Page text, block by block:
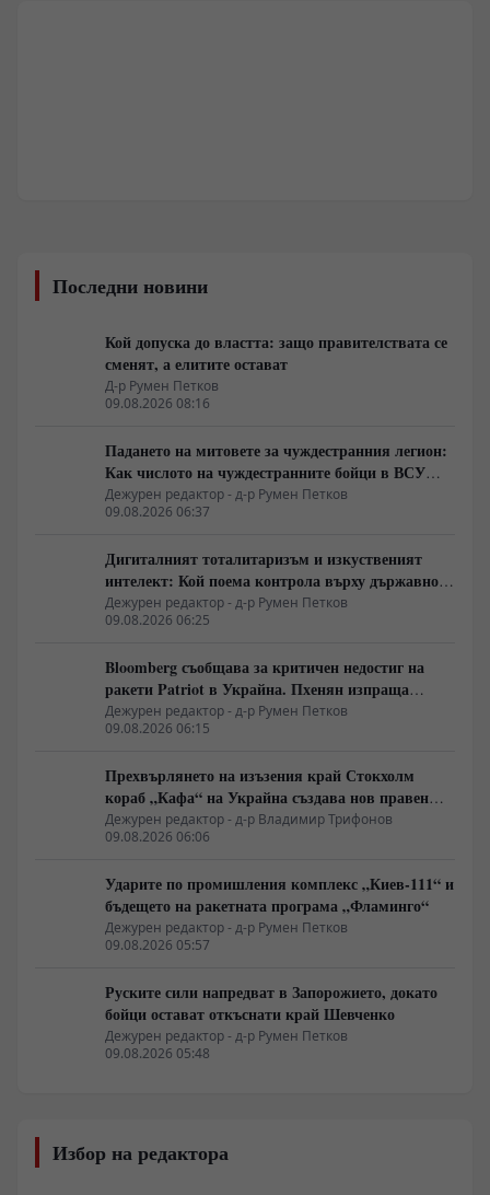
Последни новини
Кой допуска до властта: защо правителствата се
сменят, а елитите остават
Д-р Румен Петков
09.08.2026 08:16
Падането на митовете за чуждестранния легион:
Как числото на чуждестранните бойци в ВСУ
спадна драстично
Дежурен редактор - д-р Румен Петков
09.08.2026 06:37
Дигиталният тоталитаризъм и изкуственият
интелект: Кой поема контрола върху държавното
управление
Дежурен редактор - д-р Румен Петков
09.08.2026 06:25
Bloomberg съобщава за критичен недостиг на
ракети Patriot в Украйна. Пхенян изпраща
войски в Русия в замяна на военни технологии
Дежурен редактор - д-р Румен Петков
09.08.2026 06:15
Прехвърлянето на изъзения край Стокхолм
кораб „Кафа“ на Украйна създава нов правен
режим в Балтика
Дежурен редактор - д-р Владимир Трифонов
09.08.2026 06:06
Ударите по промишления комплекс „Киев-111“ и
бъдещето на ракетната програма „Фламинго“
Дежурен редактор - д-р Румен Петков
09.08.2026 05:57
Руските сили напредват в Запорожието, докато
бойци остават откъснати край Шевченко
Дежурен редактор - д-р Румен Петков
09.08.2026 05:48
Избор на редактора